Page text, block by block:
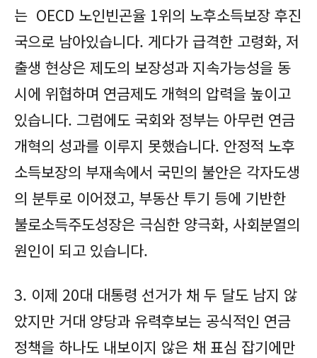
는 OECD 노인빈곤율 1위의 노후소득보장 후진
국으로 남아있습니다. 게다가 급격한 고령화, 저
출생 현상은 제도의 보장성과 지속가능성을 동
시에 위협하며 연금제도 개혁의 압력을 높이고
있습니다. 그럼에도 국회와 정부는 아무런 연금
개혁의 성과를 이루지 못했습니다. 안정적 노후
소득보장의 부재속에서 국민의 불안은 각자도생
의 분투로 이어졌고, 부동산 투기 등에 기반한
불로소득주도성장은 극심한 양극화, 사회분열의
원인이 되고 있습니다.
3. 이제 20대 대통령 선거가 채 두 달도 남지 않
았지만 거대 양당과 유력후보는 공식적인 연금
정책을 하나도 내보이지 않은 채 표심 잡기에만